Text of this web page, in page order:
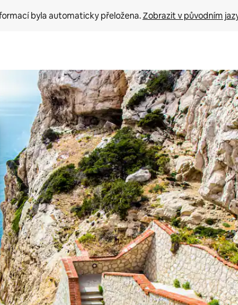
byla automaticky přeložena. Zobrazit v původním
šipek nahoru a dolů, dotykem nebo přejetím prstem.